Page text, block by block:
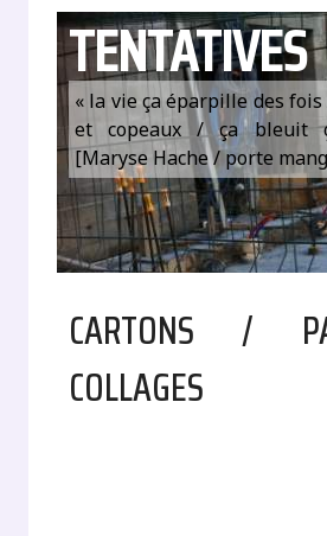
TENTATIVES
« la vie ça éparpille des
et copeaux / ça bleuit
[Maryse Hache / porte
CARTONS /
COLLAGES